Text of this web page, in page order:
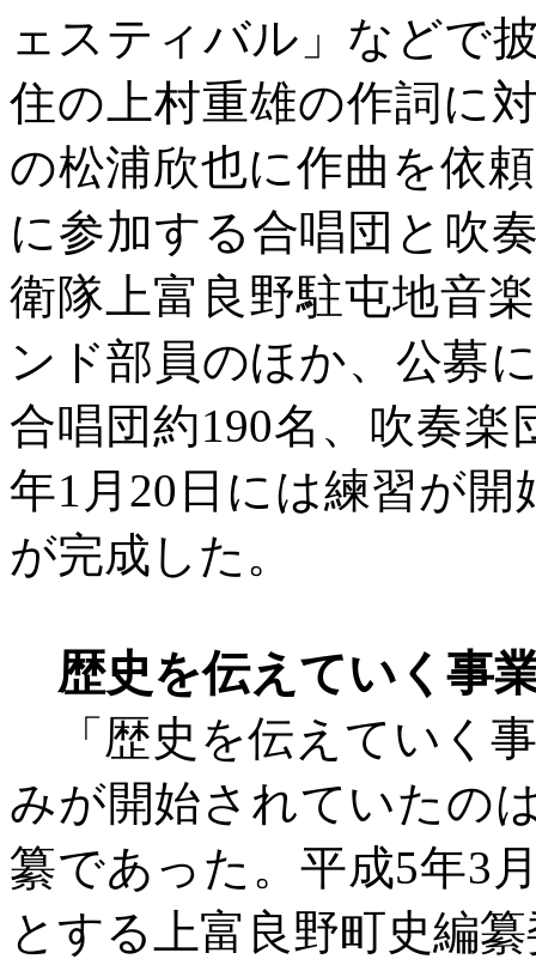
ェスティバル」などで
住の上村重雄の作詞に
の松浦欣也に作曲を依
に参加する合唱団と吹
衛隊上富良野駐屯地音
ンド部員のほか、公募
合唱団約190名、吹奏
年1月20日には練習が
が完成した。
歴史を伝えていく事
「歴史を伝えていく
みが開始されていたの
纂であった。平成5年3
とする上富良野町史編